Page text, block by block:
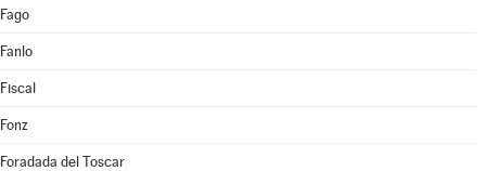
Fago
Fanlo
Fiscal
Fonz
Foradada del Toscar